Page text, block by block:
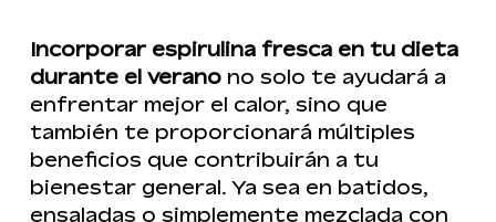
Incorporar espirulina fresca en tu dieta
durante el veranono solo te ayudará a
enfrentar mejor el calor, sino que
también te proporcionará múltiples
beneficios que contribuirán a tu
bienestar general. Ya sea en batidos,
ensaladas o simplemente mezclada con